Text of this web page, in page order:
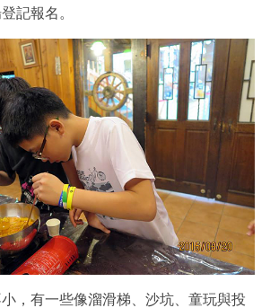
記報名。
，有一些像溜滑梯、沙坑、童玩與投